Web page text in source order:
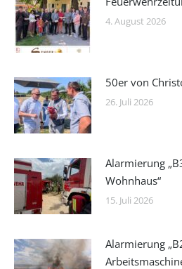
4. August 2026
50er von
26. Juli 2026
Alarmierung
Wohnhaus“
15. Juli 2026
Alarmierung